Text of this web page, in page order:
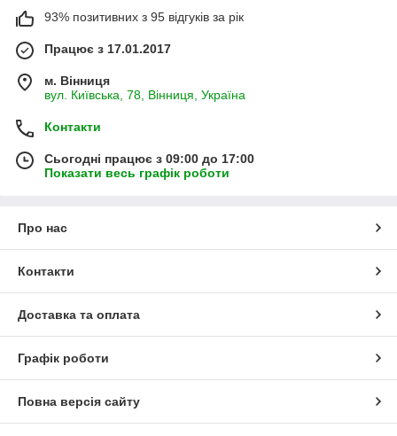
93% позитивних з 95 відгуків за рік
Працює з 17.01.2017
м. Вінниця
вул. Київська, 78, Вінниця, Україна
Контакти
Сьогодні працює з 09:00 до 17:00
Показати весь графік роботи
Про нас
Контакти
Доставка та оплата
Графік роботи
Повна версія сайту